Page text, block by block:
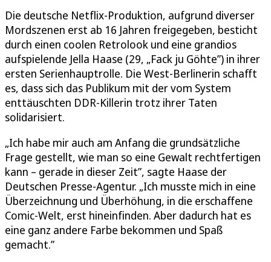
Die deutsche Netflix-Produktion, aufgrund diverser
Mordszenen erst ab 16 Jahren freigegeben, besticht
durch einen coolen Retrolook und eine grandios
aufspielende Jella Haase (29, „Fack ju Göhte”) in ihrer
ersten Serienhauptrolle. Die West-Berlinerin schafft
es, dass sich das Publikum mit der vom System
enttäuschten DDR-Killerin trotz ihrer Taten
solidarisiert.
„Ich habe mir auch am Anfang die grundsätzliche
Frage gestellt, wie man so eine Gewalt rechtfertigen
kann – gerade in dieser Zeit”, sagte Haase der
Deutschen Presse-Agentur. „Ich musste mich in eine
Überzeichnung und Überhöhung, in die erschaffene
Comic-Welt, erst hineinfinden. Aber dadurch hat es
eine ganz andere Farbe bekommen und Spaß
gemacht.”